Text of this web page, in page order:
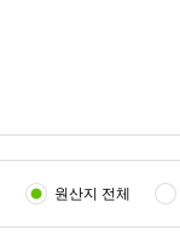
원산지 전체